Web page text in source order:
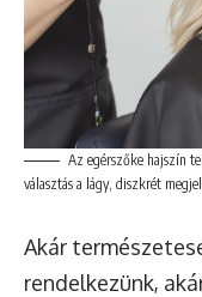
Az egérszőke hajszín
választás a lágy, diszkrét
Akár
rendelkezünk,